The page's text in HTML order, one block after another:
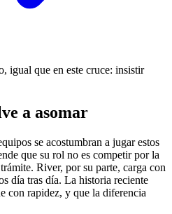
igual que en este cruce: insistir
a asomar
se acostumbran a jugar estos
que su rol no es competir por la
River, por su parte, carga con
día tras día. La historia reciente
con rapidez, y que la diferencia